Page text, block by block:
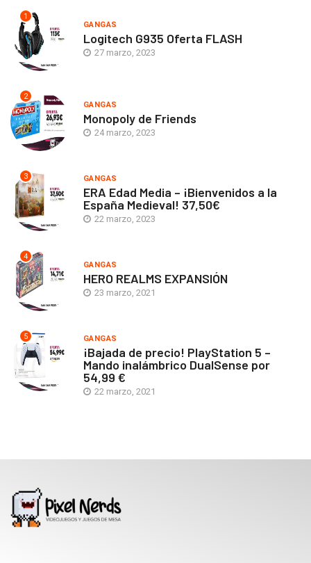
1
GANGAS
Logitech G935 Oferta FLASH
27 marzo, 2023
2
GANGAS
Monopoly de Friends
24 marzo, 2023
3 GANGAS
ERA Edad Media – ¡Bienvenidos a la
España Medieval! 37,50€
22 marzo, 2023
4
GANGAS
HERO REALMS EXPANSIÓN
23 marzo, 2021
5 GANGAS
¡Bajada de precio! PlayStation 5 –
Mando inalámbrico DualSense por
54,99 €
22 marzo, 2021